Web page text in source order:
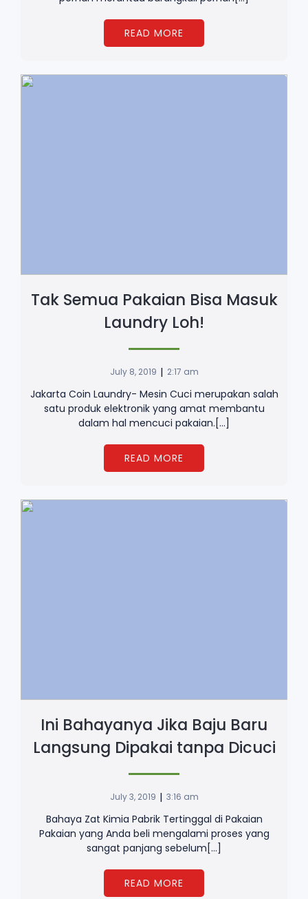
READ MORE
Tak Semua Pakaian Bisa Masuk
Laundry Loh!
July 8, 2019 | 2:17 am
Jakarta Coin Laundry- Mesin Cuci merupakan salah
satu produk elektronik yang amat membantu
dalam hal mencuci pakaian.[…]
READ MORE
Ini Bahayanya Jika Baju Baru
Langsung Dipakai tanpa Dicuci
July 3, 2019 | 3:16 am
Bahaya Zat Kimia Pabrik Tertinggal di Pakaian
Pakaian yang Anda beli mengalami proses yang
sangat panjang sebelum[…]
READ MORE